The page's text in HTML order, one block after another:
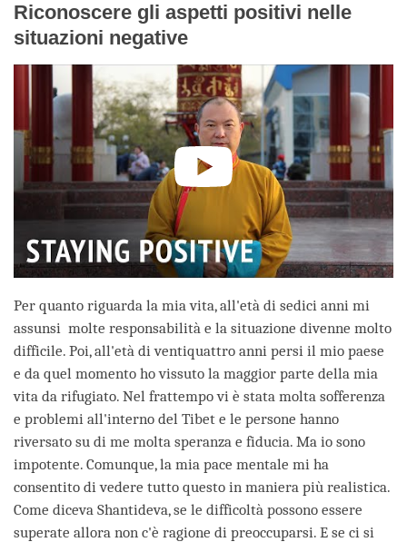
Riconoscere gli aspetti positivi nelle
situazioni negative
Per quanto riguarda la mia vita, all'età di sedici anni mi
assunsi molte responsabilità e la situazione divenne molto
difficile. Poi, all'età di ventiquattro anni persi il mio paese
e da quel momento ho vissuto la maggior parte della mia
vita da rifugiato. Nel frattempo vi è stata molta sofferenza
e problemi all'interno del Tibet e le persone hanno
riversato su di me molta speranza e fiducia. Ma io sono
impotente. Comunque, la mia pace mentale mi ha
consentito di vedere tutto questo in maniera più realistica.
Come diceva Shantideva, se le difficoltà possono essere
superate allora non c'è ragione di preoccuparsi. E se ci si